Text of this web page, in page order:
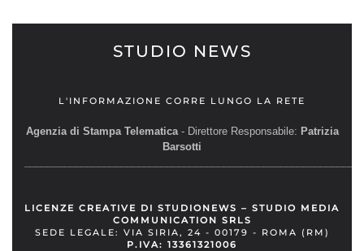
STUDIO NEWS
L'INFORMAZIONE CORRE LUNGO LA RETE
Agenzia di Stampa Telematica- Direttore Responsabile: Patrizia
Barsotti
LICENZE CREATIVE DI STUDIONEWS – STUDIO MEDIA
COMMUNICATION SRLS
SEDE LEGALE: VIA SIRIA, 24 - 00179 - ROMA (RM)
P.IVA: 13361321006